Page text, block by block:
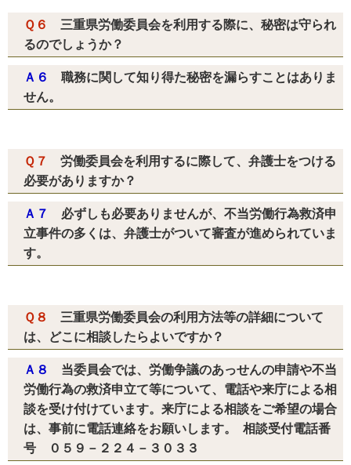
Ｑ６
三重県労働委員会を利用する際に、秘密は守られ
るのでしょうか？
Ａ６
職務に関して知り得た秘密を漏らすことはありま
せん。
Ｑ７
労働委員会を利用するに際して、弁護士をつける
必要がありますか？
Ａ７
必ずしも必要ありませんが、不当労働行為救済申
立事件の多くは、弁護士がついて審査が進められていま
す。
Ｑ８
三重県労働委員会の利用方法等の詳細について
は、どこに相談したらよいですか？
Ａ８
当委員会では、労働争議のあっせんの申請や不当
労働行為の救済申立て等について、電話や来庁による相
談を受け付けています。来庁による相談をご希望の場合
は、事前に電話連絡をお願いします。 相談受付電話番
号 ０５９－２２４－３０３３